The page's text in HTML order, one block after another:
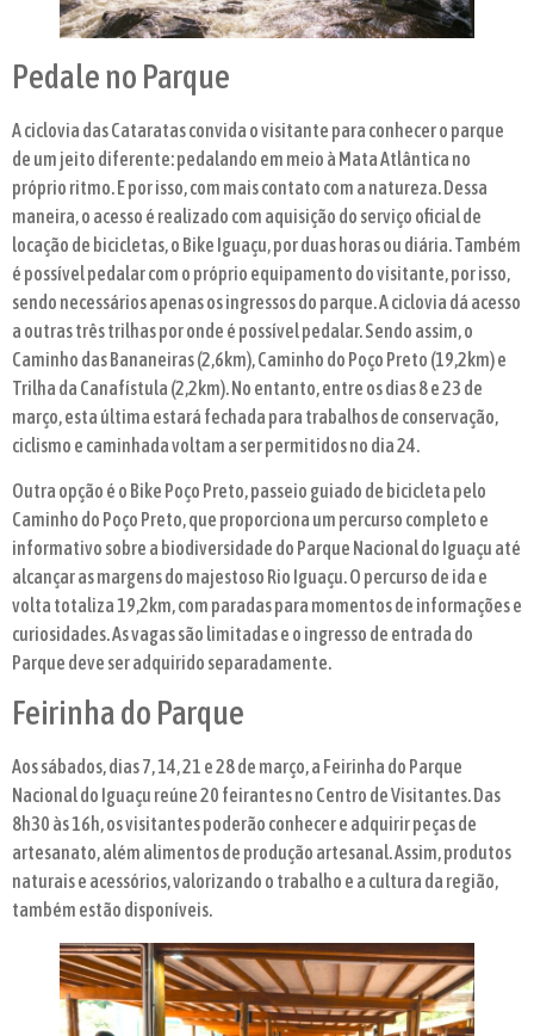
Pedale no Parque
A ciclovia das Cataratas convida o visitante para conhecer o parque
de um jeito diferente: pedalando em meio à Mata Atlântica no
próprio ritmo. E por isso, com mais contato com a natureza. Dessa
maneira, o acesso é realizado com aquisição do serviço oficial de
locação de bicicletas, o Bike Iguaçu, por duas horas ou diária. Também
é possível pedalar com o próprio equipamento do visitante, por isso,
sendo necessários apenas os ingressos do parque. A ciclovia dá acesso
a outras três trilhas por onde é possível pedalar. Sendo assim, o
Caminho das Bananeiras (2,6km), Caminho do Poço Preto (19,2km) e
Trilha da Canafístula (2,2km). No entanto, entre os dias 8 e 23 de
março, esta última estará fechada para trabalhos de conservação,
ciclismo e caminhada voltam a ser permitidos no dia 24.
Outra opção é o Bike Poço Preto, passeio guiado de bicicleta pelo
Caminho do Poço Preto, que proporciona um percurso completo e
informativo sobre a biodiversidade do Parque Nacional do Iguaçu até
alcançar as margens do majestoso Rio Iguaçu. O percurso de ida e
volta totaliza 19,2km, com paradas para momentos de informações e
curiosidades. As vagas são limitadas e o ingresso de entrada do
Parque deve ser adquirido separadamente.
Feirinha do Parque
Aos sábados, dias 7, 14, 21 e 28 de março, a Feirinha do Parque
Nacional do Iguaçu reúne 20 feirantes no Centro de Visitantes. Das
8h30 às 16h, os visitantes poderão conhecer e adquirir peças de
artesanato, além alimentos de produção artesanal. Assim, produtos
naturais e acessórios, valorizando o trabalho e a cultura da região,
também estão disponíveis.